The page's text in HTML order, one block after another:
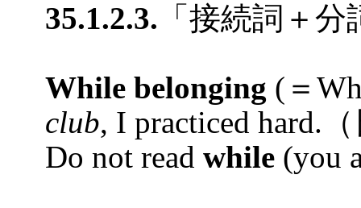
35.1.2.3. 「接続詞＋
While belonging (＝
club, I practiced hard.
Do not readwhile (you